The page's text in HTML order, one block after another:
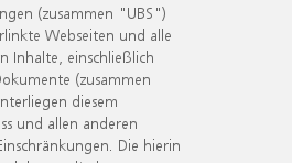
(zusammen "UBS")
Webseiten und alle
Inhalte, einschließlich
(zusammen
diesem
und allen anderen
Die hierin